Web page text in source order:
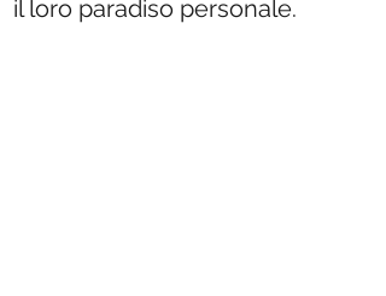
il loro paradiso personale.